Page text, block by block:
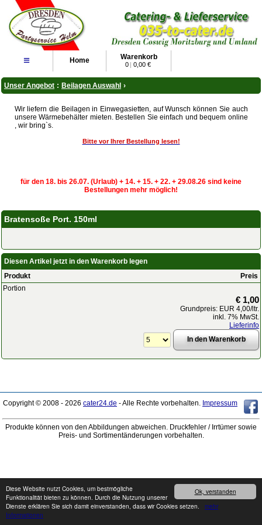
Ok, verstanden
Diese Website nutzt Cookies, um bestmögliche
Funktionalität bieten zu können. Durch die Nutzung unserer
Dienste erklären Sie sich damit einverstanden, dass wir Cookies setzen. mehr
Informationen
≡ Home Warenkorb
0 | 0,00 €
Unser Angebot : Beilagen Auswahl ›
Wir liefern die Beilagen in Einwegasietten, auf Wunsch können Sie auch
unsere Wärmebehälter mieten. Bestellen Sie einfach und bequem online
, wir bring`s.
Bitte vor Ihrer Bestellung lesen!
für den 18. bis 26.07. (Urlaub) + 14. + 15. + 22. + 29.08.26 sind keine
Bestellungen mehr möglich!
Bratensoße Port. 150ml
Diesen Artikel jetzt in den Warenkorb legen
Produkt
Preis
Portion
€ 1,00
Grundpreis: EUR 4,00/ltr.
inkl. 7% MwSt.
Lieferinfo
Copyright © 2008 - 2026 cater24.de - Alle Rechte vorbehalten. Impressum
Produkte können von den Abbildungen abweichen. Druckfehler / Irrtümer sowie
Preis- und Sortimentänderungen vorbehalten.